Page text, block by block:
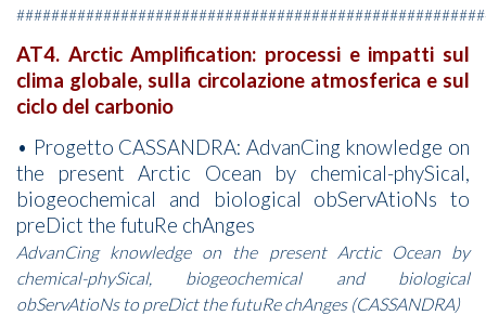
AT4. Arctic Amplification: processi e impatti sul
clima globale, sulla circolazione atmosferica e sul
ciclo del carbonio
• Progetto CASSANDRA: AdvanCing knowledge on
the present Arctic Ocean by chemical-phySical,
biogeochemical and biological obServAtioNs to
preDict the futuRe chAnges
AdvanCing knowledge on the present Arctic Ocean by
chemical-phySical, biogeochemical and biological
obServAtioNs to preDict the futuRe chAnges (CASSANDRA)